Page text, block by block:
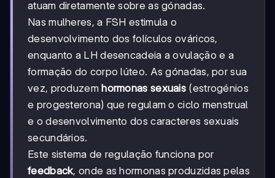
atuam diretamente sobre as gónadas.
Nas mulheres, a FSH estimula o
desenvolvimento dos folículos ováricos,
enquanto a LH desencadeia a ovulação e a
formação do corpo lúteo. As gónadas, por sua
vez, produzem hormonas sexuais (estrogénios
e progesterona) que regulam o ciclo menstrual
e o desenvolvimento dos caracteres sexuais
secundários.
Este sistema de regulação funciona por
feedback, onde as hormonas produzidas pelas